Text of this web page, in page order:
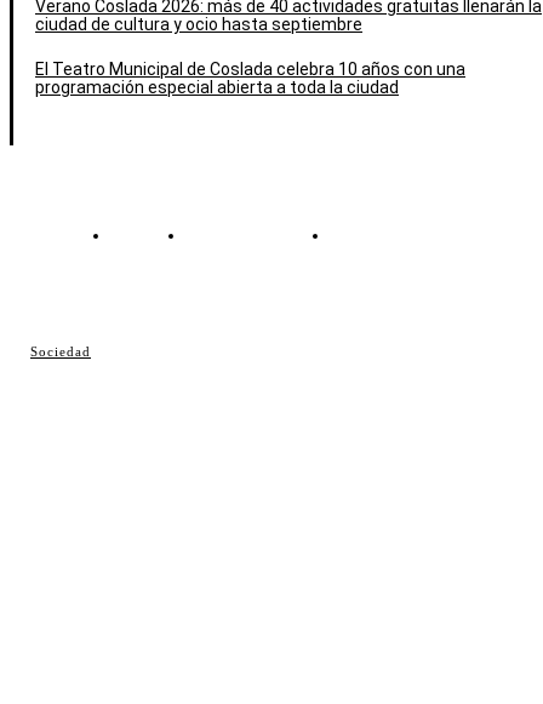
Sociedad
Verano Coslada 2026: más de 40 actividades gratuitas llenarán la
ciudad de cultura y ocio hasta septiembre
El Teatro Municipal de Coslada celebra 10 años con una
programación especial abierta a toda la ciudad
Contacto Política de cookies